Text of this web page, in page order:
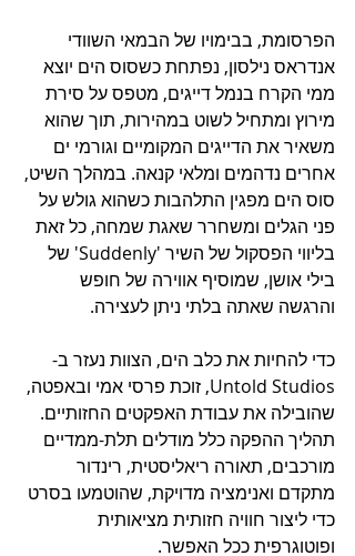
הפרסומת, בבימויו של הבמאי השוודי
אנדראס נילסון, נפתחת כשסוס הים יוצא
ממי הקרח בנמל דייגים, מטפס על סירת
מירוץ ומתחיל לשוט במהירות, תוך שהוא
משאיר את הדייגים המקומיים וגורמי ים
אחרים נדהמים ומלאי קנאה. במהלך השיט,
סוס הים מפגין התלהבות כשהוא גולש על
פני הגלים ומשחרר שאגת שמחה, כל זאת
בליווי הפסקול של השיר 'Suddenly' של
בילי אושן, שמוסיף אווירה של חופש
והרגשה שאתה בלתי ניתן לעצירה.
כדי להחיות את כלב הים, הצוות נעזר ב-
Untold Studios, זוכת פרסי אמי ובאפטה,
שהובילה את עבודת האפקטים החזותיים.
תהליך ההפקה כלל מודלים תלת-ממדיים
מורכבים, תאורה ריאליסטית, רינדור
מתקדם ואנימציה מדויקת, שהוטמעו בסרט
כדי ליצור חוויה חזותית מציאותית
ופוטוגרפית ככל האפשר.